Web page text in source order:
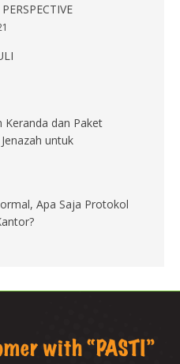
Keranda dan Paket
untuk
Apa Saja Protokol